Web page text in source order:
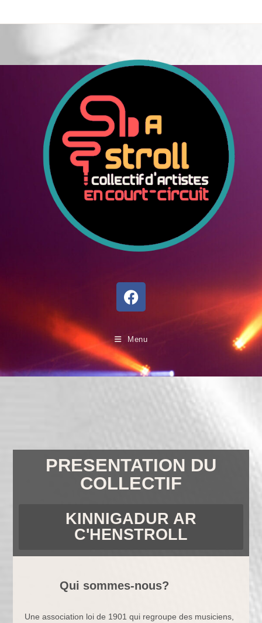
Menu
PRESENTATION DU
COLLECTIF
KINNIGADUR AR
C'HENSTROLL
Qui sommes-nous?
Une association loi de 1901 qui regroupe des musiciens,